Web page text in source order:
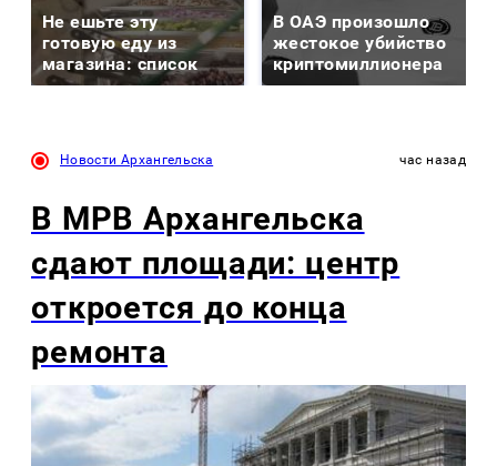
Не ешьте эту
готовую еду из
магазина: список
В ОАЭ произошло
жестокое убийство
криптомиллионера
Новости Архангельска час назад
В МРВ Архангельска
сдают площади: центр
откроется до конца
ремонта